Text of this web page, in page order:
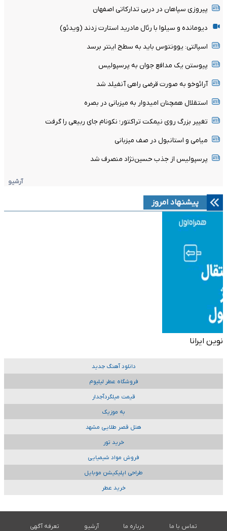
پیروزی سپاهان در دربی تدارکاتی اصفهان
دیومانده و سیلوا با رئال مادرید استارت زدند (ویدئو)
اسپالتی: یوونتوس باید به سطح اینتر برسد
پیوستن یک مدافع جوان به پرسپولیس
آرائوخو به صورت قرضی راهی آنفیلد شد
استقلال همچنان امیدوار به میزبانی در بصره
تغییر بزرگ روی نیمکت تراکتور؛ نکونام جای ربیعی را گرفت
میامی و استانبول در صف میزبانی
پرسپولیس از جذب حسین‌نژاد منصرف شد
آرشیو
پیشنهاد امروز
نوین ایرانا
دانلود آهنگ جدید
فروشگاه عطر لیلیوم
قیمت میلگردآجدار
به موزیک
هتل قصر طلایی مشهد
خرید تور
فروش مواد شیمیایی
طراحی اپلیکیشن موبایل
خرید عطر
تماس با ما درباره ما آرشیو
تعرفه آگهی